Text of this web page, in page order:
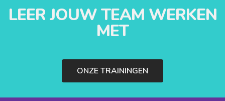
LEER JOUW TEAM WERKEN
MET
ONZE TRAININGEN